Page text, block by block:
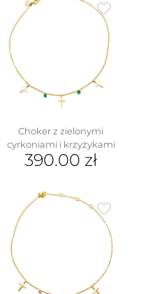
wariantów.
stronie
produktu
Choker z zielonymi
cyrkoniami i krzyżykami
390.00 zł